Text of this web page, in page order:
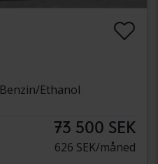
Benzin/Ethanol
73 500 SEK
626 SEK/måned